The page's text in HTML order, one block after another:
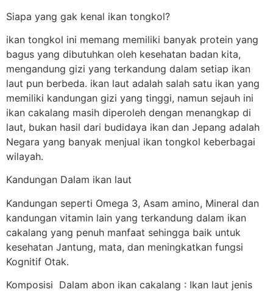
Siapa yang gak kenal ikan tongkol?
ikan tongkol ini memang memiliki banyak protein yang
bagus yang dibutuhkan oleh kesehatan badan kita,
mengandung gizi yang terkandung dalam setiap ikan
laut pun berbeda. ikan laut adalah salah satu ikan yang
memiliki kandungan gizi yang tinggi, namun sejauh ini
ikan cakalang masih diperoleh dengan menangkap di
laut, bukan hasil dari budidaya ikan dan Jepang adalah
Negara yang banyak menjual ikan tongkol keberbagai
wilayah.
Kandungan Dalam ikan laut
Kandungan seperti Omega 3, Asam amino, Mineral dan
kandungan vitamin lain yang terkandung dalam ikan
cakalang yang penuh manfaat sehingga baik untuk
kesehatan Jantung, mata, dan meningkatkan fungsi
Kognitif Otak.
Komposisi Dalam abon ikan cakalang : Ikan laut jenis